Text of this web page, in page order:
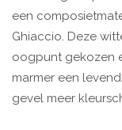
een
Ghiaccio. Deze
oogpunt gekozen
marmer een
gevel meer